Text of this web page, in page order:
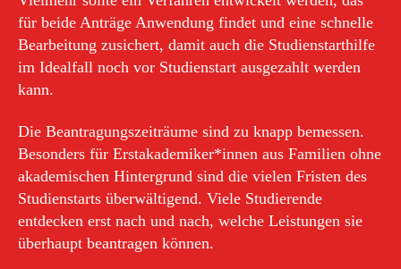
für beide Anträge Anwendung findet und eine schnelle
Bearbeitung zusichert, damit auch die Studienstarthilfe
im Idealfall noch vor Studienstart ausgezahlt werden
kann.
Die Beantragungszeiträume sind zu knapp bemessen.
Besonders für Erstakademiker*innen aus Familien ohne
akademischen Hintergrund sind die vielen Fristen des
Studienstarts überwältigend. Viele Studierende
entdecken erst nach und nach, welche Leistungen sie
überhaupt beantragen können.